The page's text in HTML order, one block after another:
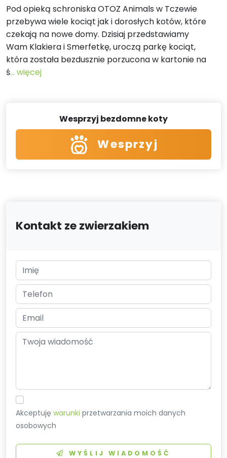
Pod opieką schroniska OTOZ Animals w Tczewie
przebywa wiele kociąt jak i dorosłych kotów, które
czekają na nowe domy. Dzisiaj przedstawiamy
Wam Klakiera i Smerfetkę, uroczą parkę kociąt,
która została bezdusznie porzucona w kartonie na
ś... więcej
Wesprzyj bezdomne koty
Wesprzyj
Kontakt ze zwierzakiem
Akceptujęwarunki przetwarzania moich danych
osobowych
WYŚLIJ WIADOMOŚĆ